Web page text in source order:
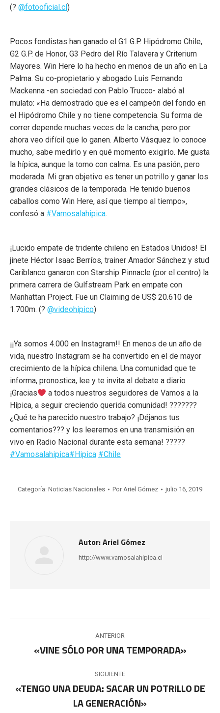
(? @fotooficial.cl)
Pocos fondistas han ganado el G1 G.P. Hipódromo Chile,
G2 G.P. de Honor, G3 Pedro del Río Talavera y Criterium
Mayores. Win Here lo ha hecho en menos de un año en La
Palma. Su co-propietario y abogado Luis Fernando
Mackenna -en sociedad con Pablo Trucco- alabó al
mulato: «Ha demostrado que es el campeón del fondo en
el Hipódromo Chile y no tiene competencia. Su forma de
correr depende muchas veces de la cancha, pero por
ahora veo difícil que lo ganen. Alberto Vásquez lo conoce
mucho, sabe medirlo y en qué momento exigirlo. Me gusta
la hípica, aunque la tomo con calma. Es una pasión, pero
moderada. Mi gran objetivo es tener un potrillo y ganar los
grandes clásicos de la temporada. He tenido buenos
caballos como Win Here, así que tiempo al tiempo»,
confesó a #Vamosalahipica.
¡Lucido empate de tridente chileno en Estados Unidos! El
jinete Héctor Isaac Berríos, trainer Amador Sánchez y stud
Cariblanco ganaron con Starship Pinnacle (por el centro) la
primera carrera de Gulfstream Park en empate con
Manhattan Project. Fue un Claiming de US$ 20.610 de
1.700m. (? @videohipico)
¡¡Ya somos 4.000 en Instagram!! En menos de un año de
vida, nuestro Instagram se ha convertido en el de mayor
crecimiento de la hípica chilena. Una comunidad que te
informa, pronostica, lee y te invita al debate a diario
¡Gracias
a todos nuestros seguidores de Vamos a la
Hípica, a seguir creciendo querida comunidad! ???????
¿Qué te ha parecido nuestro trabajo? ¡Déjanos tus
comentarios??? y los leeremos en una transmisión en
vivo en Radio Nacional durante esta semana! ?????
#Vamosalahipica#Hipica #Chile
Categoría: Noticias Nacionales PorAriel Gómez julio 16, 2019
Autor:Ariel Gómez
http://www.vamosalahipica.cl
entre
publicaciones
ANTERIOR
Publicación
«VINE SÓLO POR UNA TEMPORADA»
SIGUIENTE
Publicación
siguiente:
«TENGO UNA DEUDA: SACAR UN POTRILLO DE
LA GENERACIÓN»